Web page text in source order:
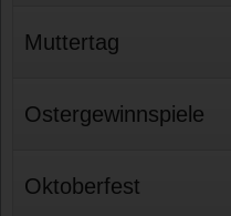
Muttertag
Ostergewinnspiele
Oktoberfest